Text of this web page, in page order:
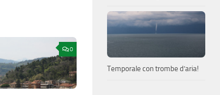
0
Temporale con trombe d’aria!